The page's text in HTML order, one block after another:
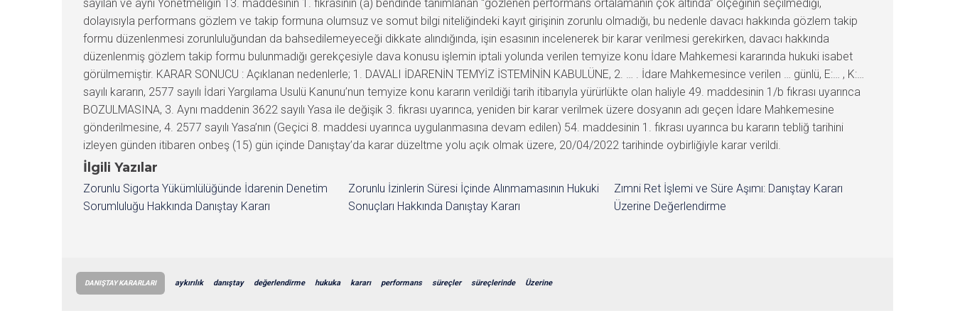
İlgili Yazılar
Zorunlu Sigorta Yükümlülüğünde İdarenin Denetim
Sorumluluğu Hakkında Danıştay Kararı
Zorunlu İzinlerin Süresi İçinde Alınmamasının Hukuki
Sonuçları Hakkında Danıştay Kararı
Zımni Ret İşlemi ve Süre Aşımı: Danıştay Kararı
Üzerine Değerlendirme
DANIŞTAY KARARLARI aykırılık danıştay değerlendirme hukuka kararı performans süreçler süreçlerinde Üzerine